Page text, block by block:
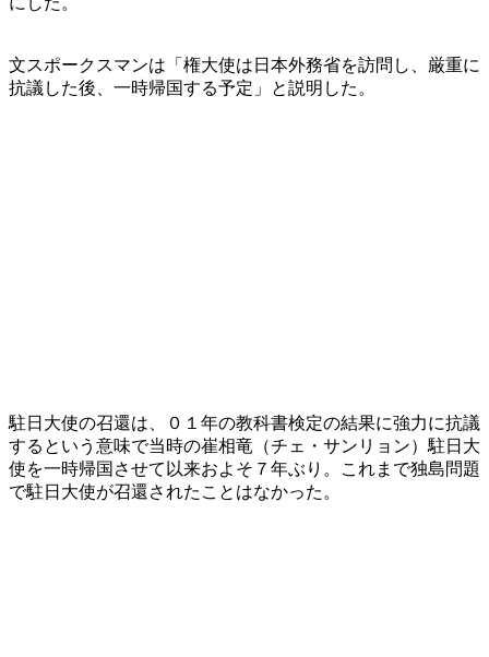
文スポークスマンは「権大使は日本外務省を訪問し、厳重に
抗議した後、一時帰国する予定」と説明した。
駐日大使の召還は、０１年の教科書検定の結果に強力に抗議
するという意味で当時の崔相竜（チェ・サンリョン）駐日大
使を一時帰国させて以来およそ７年ぶり。これまで独島問題
で駐日大使が召還されたことはなかった。